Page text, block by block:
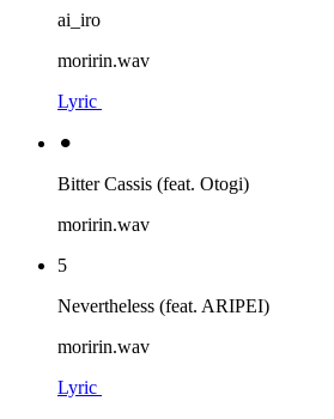
ai_iro
moririn.wav
Lyric
⚫︎
Bitter Cassis (feat. Otogi)
moririn.wav
5
Nevertheless (feat. ARIPEI)
moririn.wav
Lyric